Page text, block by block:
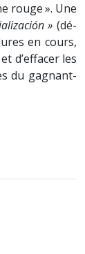
rouge ». Une
» (dé-
en cours,
d’effacer les
du gagnant-